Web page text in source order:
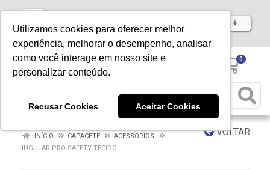
Utilizamos cookies para oferecer melhor
experiência, melhorar o desempenho, analisar
como você interage em nosso site e
personalizar conteúdo.
Recusar Cookies Aceitar Cookies
Baixe já nosso APP
0
VOLTAR
INÍCIO CAPACETE
ACESSORIOS
JUGULAR PRO SAFETY TECIDO